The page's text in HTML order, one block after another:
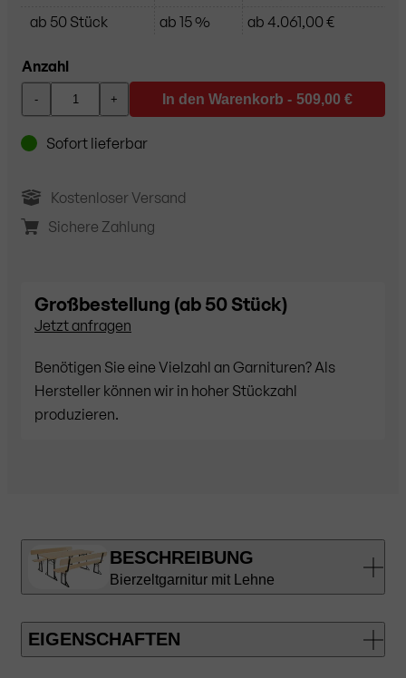
ab 50 Stück
ab 15 % ab 4.061,00 €
Anzahl
- + In den Warenkorb - 509,00 €
Sofort lieferbar
Kostenloser Versand
Sichere Zahlung
Großbestellung (ab 50 Stück)
Jetzt anfragen
Benötigen Sie eine Vielzahl an Garnituren? Als
Hersteller können wir in hoher Stückzahl
produzieren.
BESCHREIBUNG
Bierzeltgarnitur mit Lehne
EIGENSCHAFTEN